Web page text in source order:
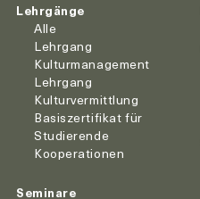
Lehrgänge
Alle
Lehrgang
Kulturmanagement
Lehrgang
Kulturvermittlung
Basiszertifikat für
Studierende
Kooperationen
Seminare